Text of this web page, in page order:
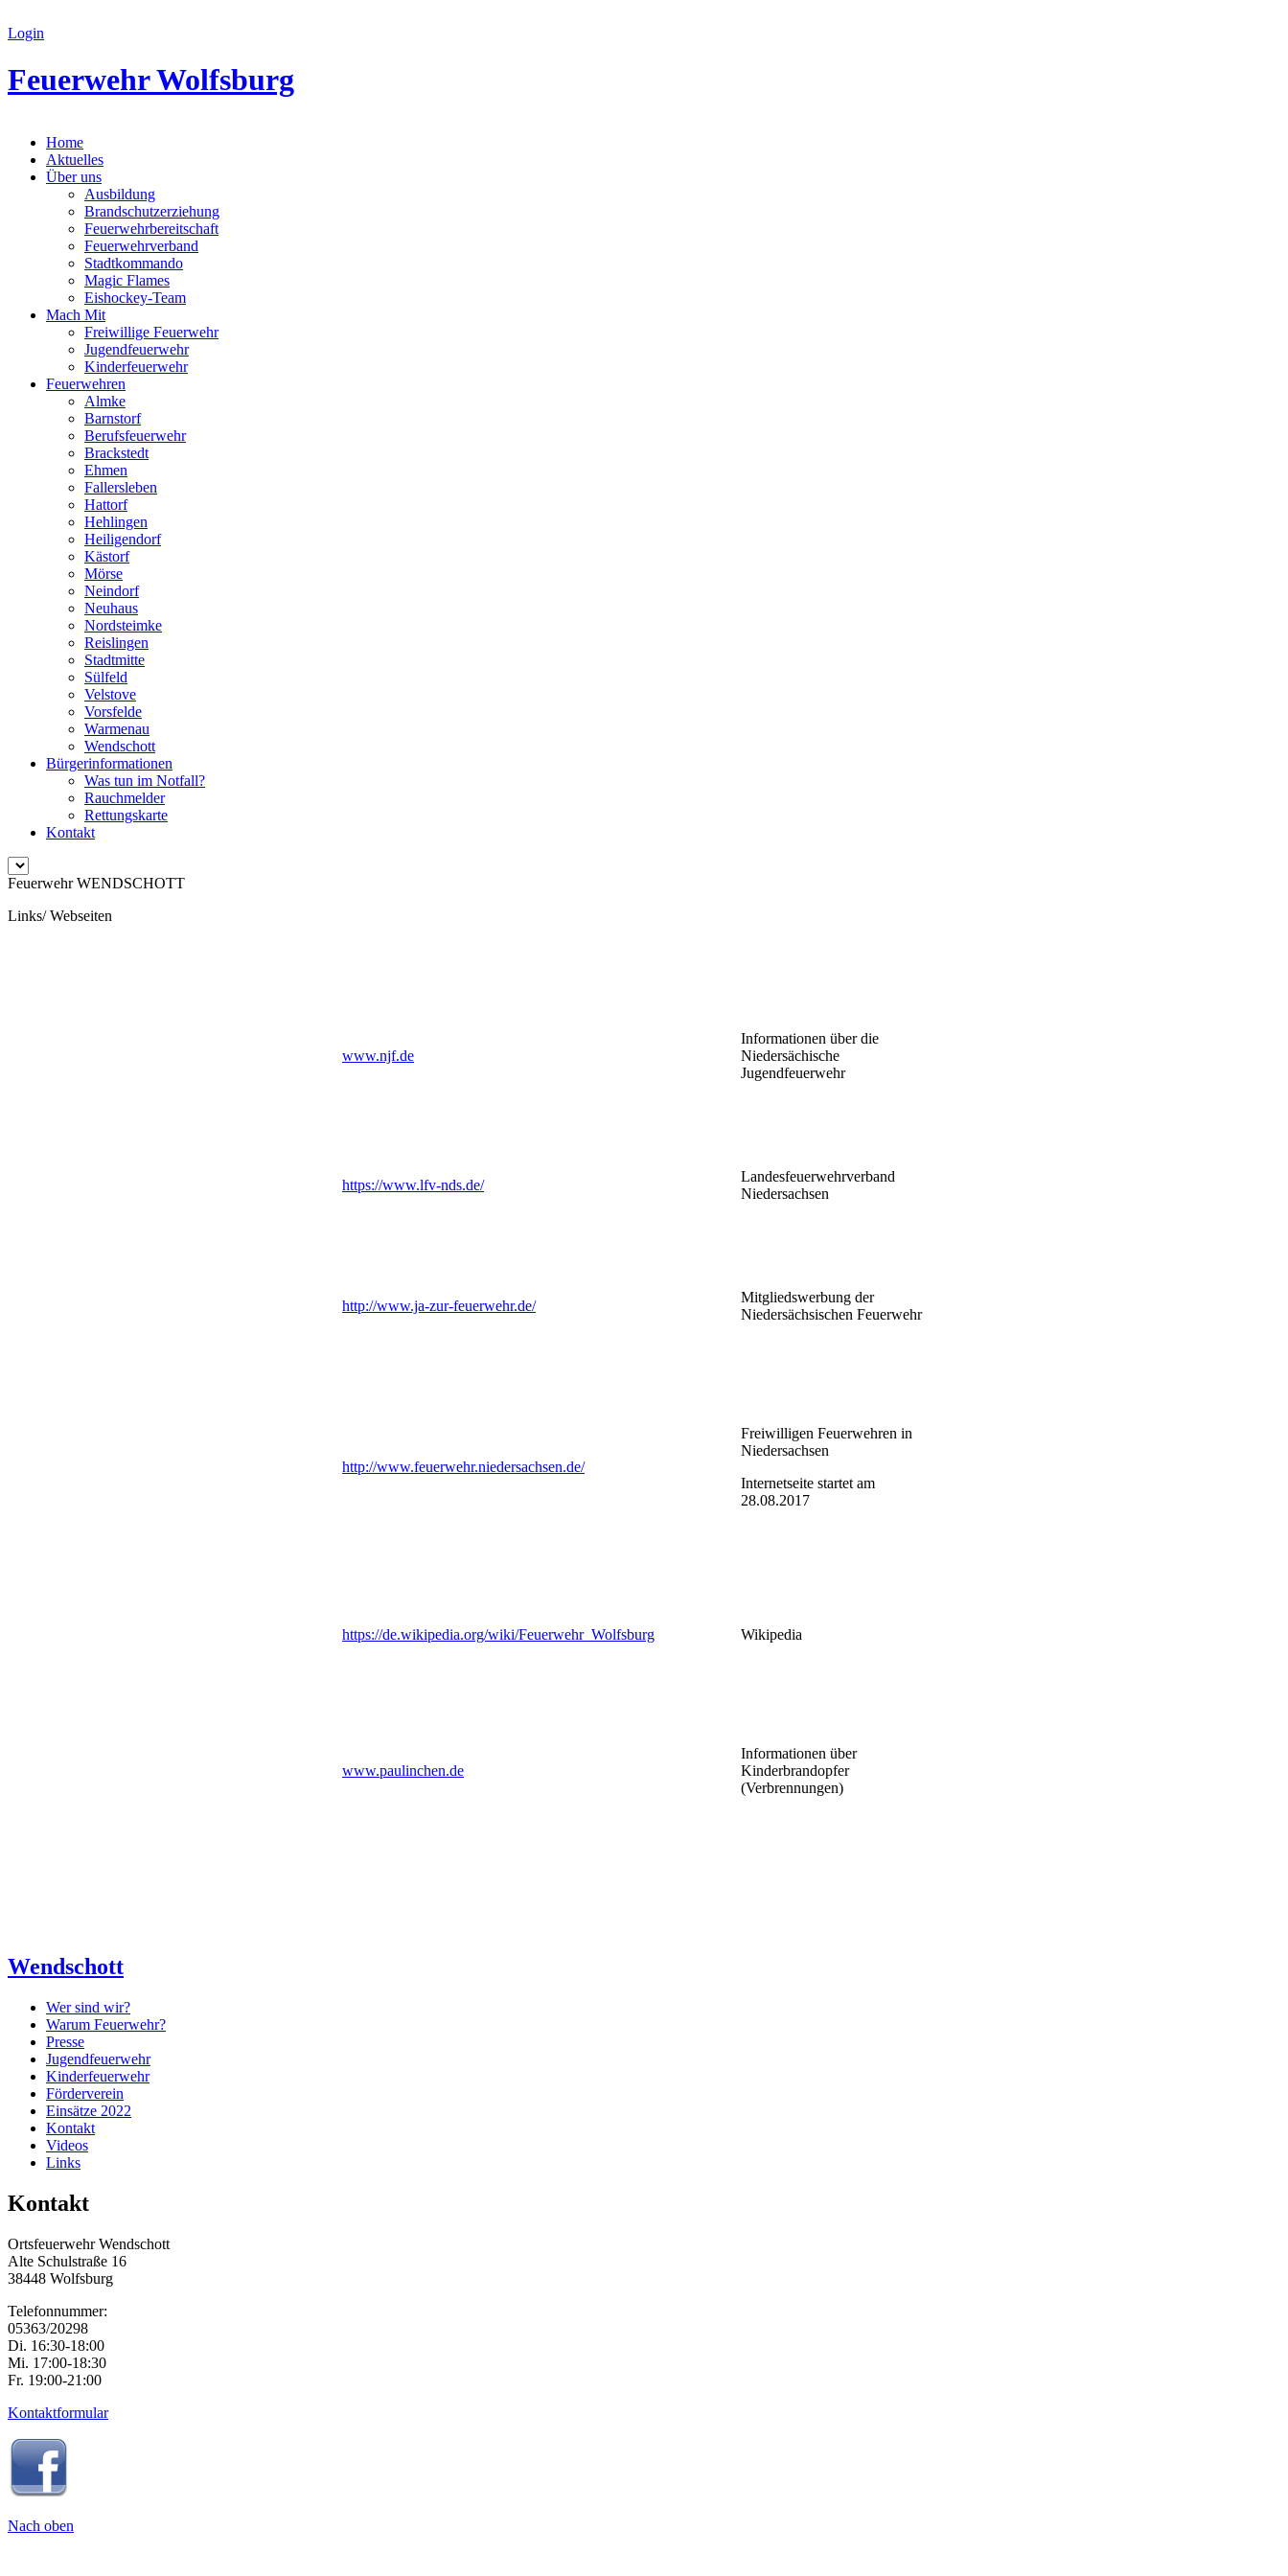
Login
Feuerwehr Wolfsburg
Home
Aktuelles
Über uns
Ausbildung
Brandschutzerziehung
Feuerwehrbereitschaft
Feuerwehrverband
Stadtkommando
Magic Flames
Eishockey-Team
Mach Mit
Freiwillige Feuerwehr
Jugendfeuerwehr
Kinderfeuerwehr
Feuerwehren
Almke
Barnstorf
Berufsfeuerwehr
Brackstedt
Ehmen
Fallersleben
Hattorf
Hehlingen
Heiligendorf
Kästorf
Mörse
Neindorf
Neuhaus
Nordsteimke
Reislingen
Stadtmitte
Sülfeld
Velstove
Vorsfelde
Warmenau
Wendschott
Bürgerinformationen
Was tun im Notfall?
Rauchmelder
Rettungskarte
Kontakt
Feuerwehr WENDSCHOTT
Links/ Webseiten
www.njf.de
Informationen über die
Niedersächische
Jugendfeuerwehr
https://www.lfv-nds.de/
Landesfeuerwehrverband
Niedersachsen
http://www.ja-zur-feuerwehr.de/
Mitgliedswerbung der
Niedersächsischen Feuerwehr
http://www.feuerwehr.niedersachsen.de/
Freiwilligen Feuerwehren in
Niedersachsen
Internetseite startet am
28.08.2017
https://de.wikipedia.org/wiki/Feuerwehr_Wolfsburg Wikipedia
www.paulinchen.de
Informationen über
Kinderbrandopfer
(Verbrennungen)
Wendschott
Wer sind wir?
Warum Feuerwehr?
Presse
Jugendfeuerwehr
Kinderfeuerwehr
Förderverein
Einsätze 2022
Kontakt
Videos
Links
Kontakt
Ortsfeuerwehr Wendschott
Alte Schulstraße 16
38448 Wolfsburg
Telefonnummer:
05363/20298
Di. 16:30-18:00
Mi. 17:00-18:30
Fr. 19:00-21:00
Kontaktformular
Nach oben